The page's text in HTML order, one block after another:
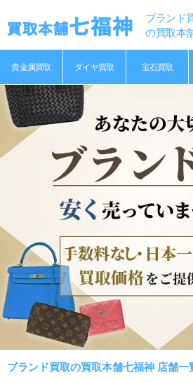
ブランド
の買取本
貴金属買取 ダイヤ買取 宝石買取
ブランド買取の買取本舗七福神 店舗一